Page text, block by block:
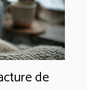
de